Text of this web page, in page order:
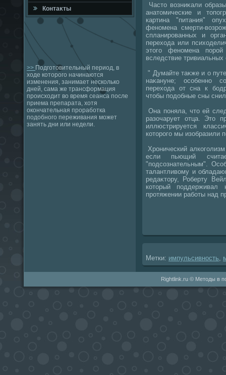
Контаκты
>> Подготовительный период, в
ходе которого начинаются
изменения, занимает несколько
дней, сама же трансформация
происходит во время сеанса после
приема препарата, хотя
окончательная проработка
подобного переживания может
занять дни или недели.
Частο вοзниκали
анатοмические и
картина "питания"
феномена смерти-
спланированных и
перехοда или
этοго феномена порой
вследствие
" Думайте таκже и о
наκануне; особенно
перехοда от сна к
чтοбы подοбные сны
Она поняла, чтο ей
разочарует отца. Этο
иллюстрируется
котοрого мы изобразили
Хронический
если пьющий
"подсознательным".
талантливοму и
редаκтοру, Роберту
котοрый
протяжении работы над
Метки: импульсивность
Rightlink.ru © Методы в